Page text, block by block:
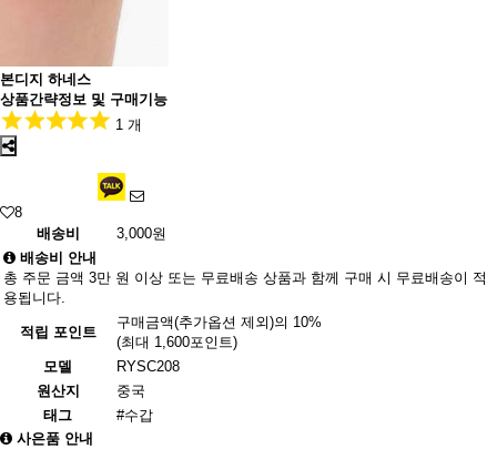
본디지 하네스
상품간략정보 및 구매기능
1 개
8
배송비
3,000원
배송비 안내
총 주문 금액 3만 원 이상 또는 무료배송 상품과 함께 구매 시 무료배송이 적
용됩니다.
적립 포인트
구매금액(추가옵션 제외)의 10%
(최대 1,600포인트)
모델
RYSC208
원산지
중국
태그
#수갑
사은품 안내